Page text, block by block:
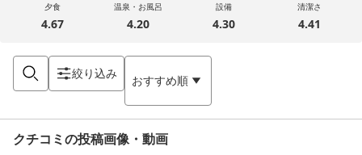
夕食
4.67
温泉・お風呂
4.20
設備
4.30
清潔さ
4.41
絞り込み おすすめ順
クチコミの投稿画像・動画